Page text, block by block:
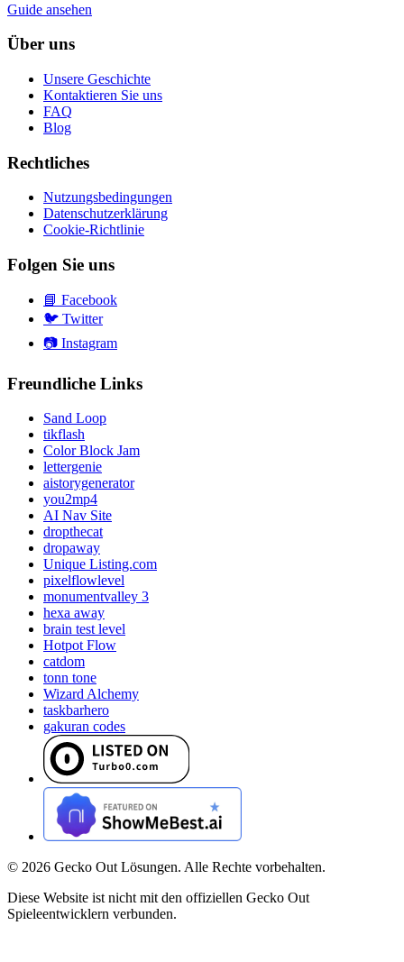
Guide ansehen
Über uns
Unsere Geschichte
Kontaktieren Sie uns
FAQ
Blog
Rechtliches
Nutzungsbedingungen
Datenschutzerklärung
Cookie-Richtlinie
Folgen Sie uns
📘 Facebook
🐦 Twitter
📷 Instagram
Freundliche Links
Sand Loop
tikflash
Color Block Jam
lettergenie
aistorygenerator
you2mp4
AI Nav Site
dropthecat
dropaway
Unique Listing.com
pixelflowlevel
monumentvalley 3
hexa away
brain test level
Hotpot Flow
catdom
tonn tone
Wizard Alchemy
taskbarhero
gakuran codes
© 2026 Gecko Out Lösungen. Alle Rechte vorbehalten.
Diese Website ist nicht mit den offiziellen Gecko Out
Spieleentwicklern verbunden.